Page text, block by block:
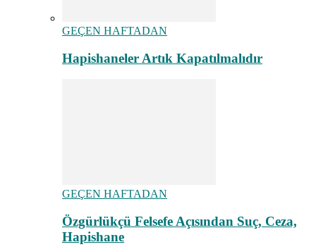
GEÇEN HAFTADAN
Hapishaneler Artık Kapatılmalıdır
GEÇEN HAFTADAN
Özgürlükçü Felsefe Açısından Suç, Ceza,
Hapishane